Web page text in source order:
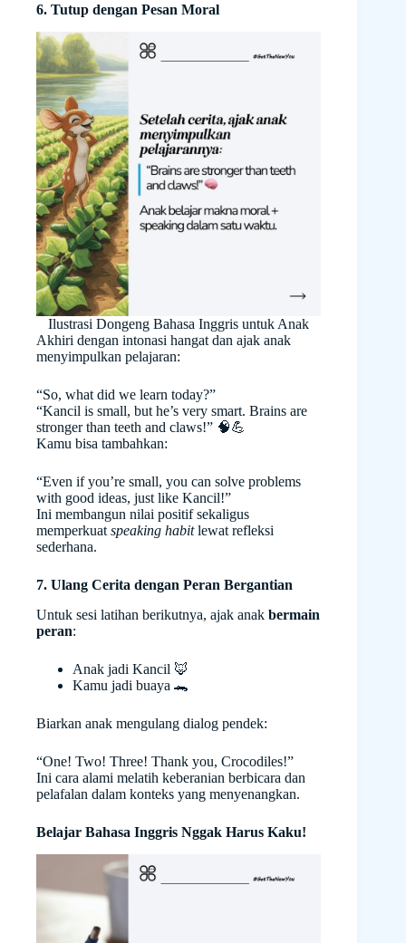
6. Tutup dengan Pesan Moral
Ilustrasi Dongeng Bahasa Inggris untuk Anak
Akhiri dengan intonasi hangat dan ajak anak
menyimpulkan pelajaran:
“So, what did we learn today?”
“Kancil is small, but he’s very smart. Brains are
stronger than teeth and claws!” 🧠💪
Kamu bisa tambahkan:
“Even if you’re small, you can solve problems
with good ideas, just like Kancil!”
Ini membangun nilai positif sekaligus
memperkuat speaking habitlewat refleksi
sederhana.
7. Ulang Cerita dengan Peran Bergantian
Untuk sesi latihan berikutnya, ajak anak bermain
peran:
Anak jadi Kancil 🦊
Kamu jadi buaya 🐊
Biarkan anak mengulang dialog pendek:
“One! Two! Three! Thank you, Crocodiles!”
Ini cara alami melatih keberanian berbicara dan
pelafalan dalam konteks yang menyenangkan.
Belajar Bahasa Inggris Nggak Harus Kaku!